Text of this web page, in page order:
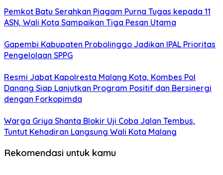
Pemkot Batu Serahkan Piagam Purna Tugas kepada 11
ASN, Wali Kota Sampaikan Tiga Pesan Utama
Gapembi Kabupaten Probolinggo Jadikan IPAL Prioritas
Pengelolaan SPPG
Resmi Jabat Kapolresta Malang Kota, Kombes Pol
Danang Siap Lanjutkan Program Positif dan Bersinergi
dengan Forkopimda
Warga Griya Shanta Blokir Uji Coba Jalan Tembus,
Tuntut Kehadiran Langsung Wali Kota Malang
Rekomendasi untuk kamu